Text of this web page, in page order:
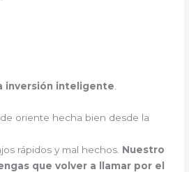
inversión inteligente
oriente hecha bien desde la
rápidos y mal hechos. Nuestro
que volver a llamar por el